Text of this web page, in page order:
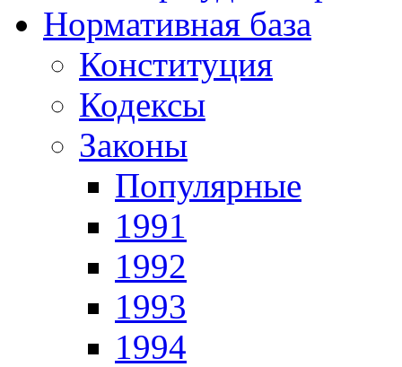
Нормативная база
Конституция
Кодексы
Законы
Популярные
1991
1992
1993
1994